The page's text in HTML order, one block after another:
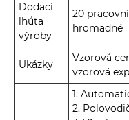
Dodací
lhůta
výroby
20
hromadné
Ukázky
Vzorová
vzorová
1.
2.